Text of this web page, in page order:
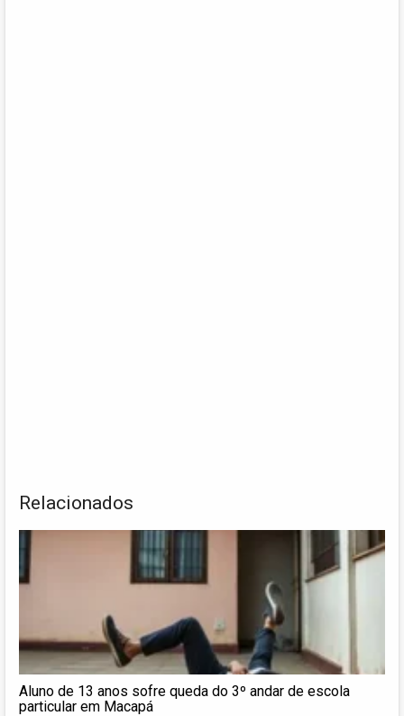
Relacionados
Aluno de 13 anos sofre queda do 3º andar de escola
particular em Macapá